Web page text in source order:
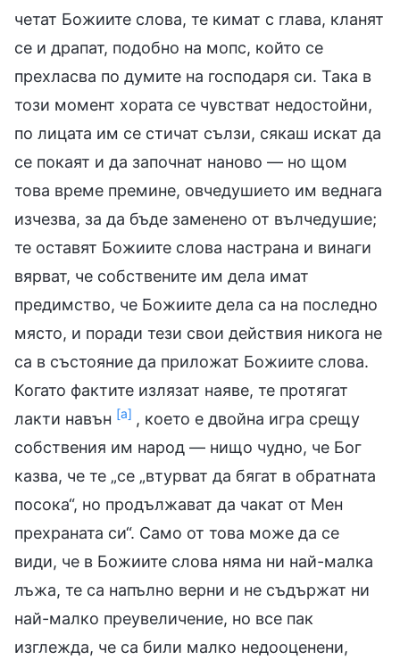
четат Божиите слова, те кимат с глава, кланят
се и драпат, подобно на мопс, който се
прехласва по думите на господаря си. Така в
този момент хората се чувстват недостойни,
по лицата им се стичат сълзи, сякаш искат да
се покаят и да започнат наново — но щом
това време премине, овчедушието им веднага
изчезва, за да бъде заменено от вълчедушие;
те оставят Божиите слова настрана и винаги
вярват, че собствените им дела имат
предимство, че Божиите дела са на последно
място, и поради тези свои действия никога не
са в състояние да приложат Божиите слова.
Когато фактите излязат наяве, те протягат
лакти навън [а] , което е двойна игра срещу
собствения им народ — нищо чудно, че Бог
казва, че те „се „втурват да бягат в обратната
посока“, но продължават да чакат от Мен
прехраната си“. Само от това може да се
види, че в Божиите слова няма ни най-малка
лъжа, те са напълно верни и не съдържат ни
най-малко преувеличение, но все пак
изглежда, че са били малко недооценени,